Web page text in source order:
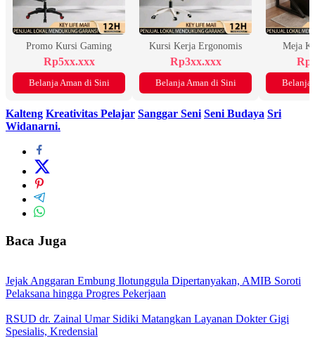
Promo Kursi Gaming
Rp5xx.xxx
Belanja Aman di Sini
Kursi Kerja Ergonomis
Rp3xx.xxx
Belanja Aman di Sini
Meja
Belanja
Kalteng Kreativitas Pelajar Sanggar Seni Seni Budaya Sri
Widanarni.
Baca Juga
Jejak Anggaran Embung Ilotunggula Dipertanyakan, AMIB Soroti
Pelaksana hingga Progres Pekerjaan
RSUD dr. Zainal Umar Sidiki Matangkan Layanan Dokter Gigi
Spesialis, Kredensial